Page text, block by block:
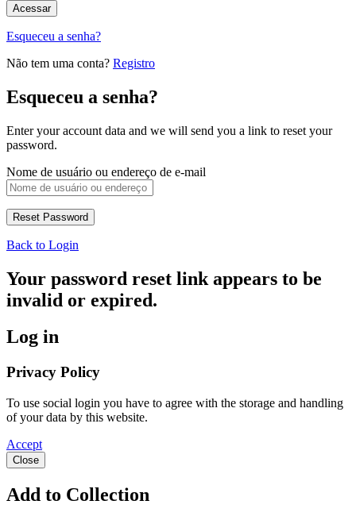
Esqueceu a senha?
Não tem uma conta? Registro
Esqueceu a senha?
Enter your account data and we will send you a link to reset your
password.
Nome de usuário ou endereço de e-mail
Back to Login
Your password reset link appears to be
invalid or expired.
Log in
Privacy Policy
To use social login you have to agree with the storage and handling
of your data by this website.
Accept
Close
Add to Collection